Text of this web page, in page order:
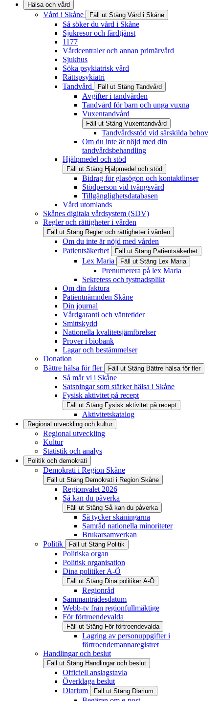
Hälsa och vård
Vård i Skåne Fäll ut Stäng Vård i Skåne
Så söker du vård i Skåne
Sjukresor och färdtjänst
1177
Vårdcentraler och annan primärvård
Sjukhus
Söka psykiatrisk vård
Rättspsykiatri
Tandvård
Fäll ut Stäng Tandvård
Avgifter i tandvården
Tandvård för barn och unga vuxna
Vuxentandvård
Fäll ut Stäng Vuxentandvård
Tandvårdsstöd vid särskilda behov
Om du inte är nöjd med din
tandvårdsbehandling
Hjälpmedel och stöd
Fäll ut Stäng Hjälpmedel och stöd
Bidrag för glasögon och kontaktlinser
Stödperson vid tvångsvård
Tillgänglighetsdatabasen
Vård utomlands
Skånes digitala vårdsystem (SDV)
Regler och rättigheter i vården
Fäll ut Stäng Regler och rättigheter i vården
Om du inte är nöjd med vården
Patientsäkerhet
Fäll ut Stäng Patientsäkerhet
Lex Maria Fäll ut Stäng Lex Maria
Prenumerera på lex Maria
Sekretess och tystnadsplikt
Om din faktura
Patientnämnden Skåne
Din journal
Vårdgaranti och väntetider
Smittskydd
Nationella kvalitetsjämförelser
Prover i biobank
Lagar och bestämmelser
Donation
Bättre hälsa för fler
Fäll ut Stäng Bättre hälsa för fler
Så mår vi i Skåne
Satsningar som stärker hälsa i Skåne
Fysisk aktivitet på recept
Fäll ut Stäng Fysisk aktivitet på recept
Aktivitetskatalog
Regional utveckling och kultur
Regional utveckling
Kultur
Statistik och analys
Politik och demokrati
Demokrati i Region Skåne
Fäll ut Stäng Demokrati i Region Skåne
Regionvalet 2026
Så kan du påverka
Fäll ut Stäng Så kan du påverka
Så tycker skåningarna
Samråd nationella minoriteter
Brukarsamverkan
Politik
Fäll ut Stäng Politik
Politiska organ
Politisk organisation
Dina politiker A-Ö
Fäll ut Stäng Dina politiker A-Ö
Regionråd
Sammanträdesdatum
Webb-tv från regionfullmäktige
För förtroendevalda
Fäll ut Stäng För förtroendevalda
Lagring av personuppgifter i
förtroendemannaregistret
Handlingar och beslut
Fäll ut Stäng Handlingar och beslut
Officiell anslagstavla
Överklaga beslut
Diarium
Fäll ut Stäng Diarium